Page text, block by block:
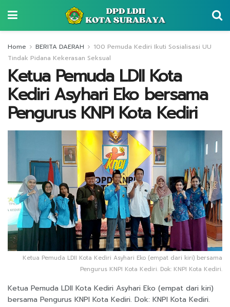
Home BERITA DAERAH
100 Pemuda Kediri Ikuti Sosialisasi UU
Tindak Pidana Kekerasan Seksual
Ketua Pemuda LDII Kota
Kediri Asyhari Eko bersama
Pengurus KNPI Kota Kediri
Ketua Pemuda LDII Kota Kediri Asyhari Eko (empat dari kiri) bersama
Pengurus KNPI Kota Kediri. Dok: KNPI Kota Kediri.
Ketua Pemuda LDII Kota Kediri Asyhari Eko (empat dari kiri)
bersama Pengurus KNPI Kota Kediri. Dok: KNPI Kota Kediri.